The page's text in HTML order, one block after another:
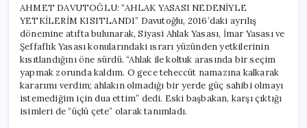
AHMET DAVUTOĞLU: “AHLAK YASASI NEDENİYLE
YETKİLERİM KISITLANDI” Davutoğlu, 2016’daki ayrılış
dönemine atıfta bulunarak, Siyasi Ahlak Yasası, İmar Yasası ve
Şeffaflık Yasası konularındaki ısrarı yüzünden yetkilerinin
kısıtlandığını öne sürdü. “Ahlak ile koltuk arasında bir seçim
yapmak zorunda kaldım. O gece teheccüt namazına kalkarak
kararımı verdim; ahlakın olmadığı bir yerde güç sahibi olmayı
istemediğim için dua ettim” dedi. Eski başbakan, karşı çıktığı
isimleri de “üçlü çete” olarak tanımladı.